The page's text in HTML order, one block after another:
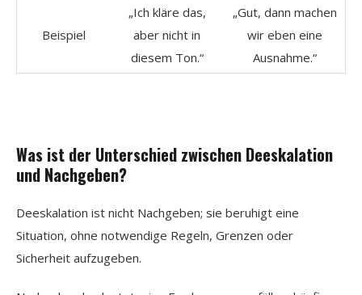
Beispiel
„Ich kläre das,
aber nicht in
diesem Ton.“
„Gut, dann machen
wir eben eine
Ausnahme.“
Was ist der Unterschied zwischen Deeskalation
und Nachgeben?
Deeskalation ist nicht Nachgeben; sie beruhigt eine
Situation, ohne notwendige Regeln, Grenzen oder
Sicherheit aufzugeben.